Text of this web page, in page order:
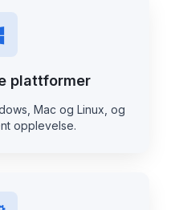
plattformer
Mac og Linux, og
opplevelse.